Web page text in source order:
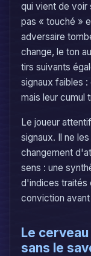
qui vient de voir
pas « touché »
adversaire
change, le ton
tirs suivants
signaux faibles :
mais leur cumul
Le joueur
signaux. Il ne
changement
sens : une
d'indices traités
conviction
Le
sans le